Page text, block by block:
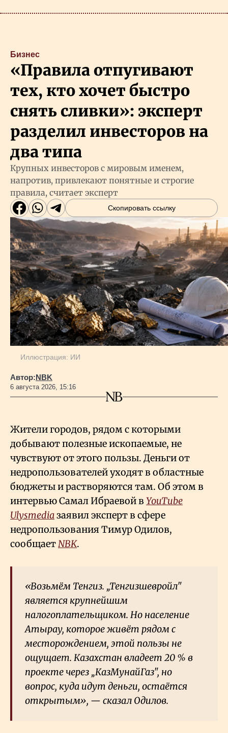
Бизнес
«Правила отпугивают
тех, кто хочет быстро
снять сливки»: эксперт
разделил инвесторов на
два типа
Крупных инвесторов с мировым именем,
напротив, привлекают понятные и строгие
правила, считает эксперт
Скопировать ссылку
Иллюстрация: ИИ
Автор:NBK
6 августа 2026, 15:16
Жители городов, рядом с которыми
добывают полезные ископаемые, не
чувствуют от этого пользы. Деньги от
недропользователей уходят в областные
бюджеты и растворяются там. Об этом в
интервью Самал Ибраевой в YouTube
Ulysmediaзаявил эксперт в сфере
недропользования Тимур Одилов,
сообщаетNBK.
«Возьмём Тенгиз. „Тенгизшевройл"
является крупнейшим
налогоплательщиком. Но население
Атырау, которое живёт рядом с
месторождением, этой пользы не
ощущает. Казахстан владеет 20 % в
проекте через „КазМунайГаз", но
вопрос, куда идут деньги, остаётся
открытым», — сказал Одилов.